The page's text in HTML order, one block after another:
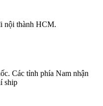
nội thành HCM.
Các tỉnh phía Nam nhận
ship